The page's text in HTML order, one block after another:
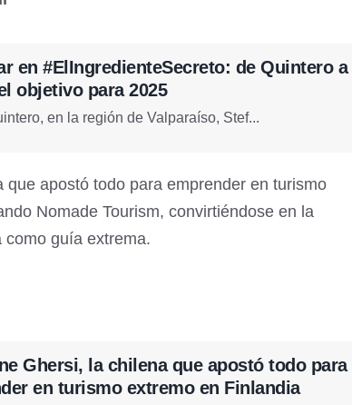
en #ElIngredienteSecreto: de Quintero a
objetivo para 2025
en la región de Valparaíso, Stef...
que apostó todo para emprender en turismo
Nomade Tourism, convirtiéndose en la
como guía extrema.
Ghersi, la chilena que apostó todo para
en turismo extremo en Finlandia